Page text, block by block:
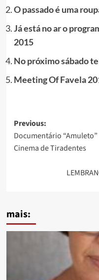
O passado é uma
Já está no ar o
2015
No próximo sábado
Meeting Of Favela
Post
navigation
Previous:
Documentário
Cinema de Tiradentes
mais: